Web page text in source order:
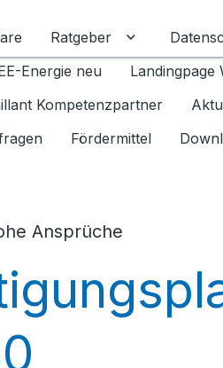
Ratgeber Untermenü
Energie neu Landingpage
Kompetenzpartner
Fördermittel
Ansprüche